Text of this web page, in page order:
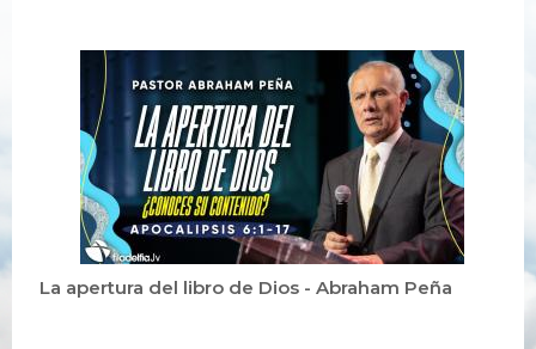
La apertura del libro de Dios - Abraham Peña